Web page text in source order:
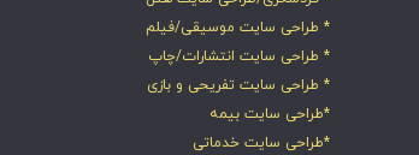
* طراحی سایت موسیقی/فیلم
* طراحی سایت انتشارات/چاپ
* طراحی سایت تفریحی و بازی
*طراحی سایت بیمه
*طراحی سایت خدماتی